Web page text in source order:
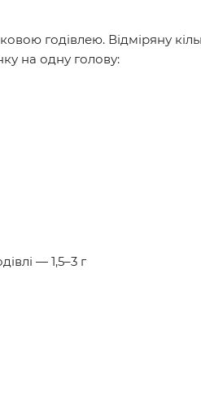
годівлею. Відміряну
на одну голову:
— 1,5–3 г